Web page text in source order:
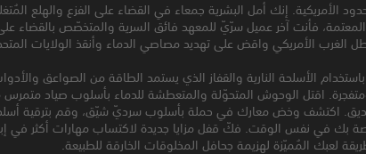
الأمريكية. إنك أمل البشرية جمعاء في القضاء على الفزع والهلع
فأنت آخر عميل سرّيّ للمعهد فائق السرية والمتخصّص بالقضاء
الغرب الأمريكي واقض على تهديد مصاصي الدماء وأنقذ الولايات
الأسلحة النارية والقفاز الذي يستمد الطاقة من الصواعق
اقتل الوحوش المتحوّلة والمتعطشة للدماء بأسلوب صياد متمرس
اكتشف وخض معارك في حملة بأسلوب سرديّ شيّق، وقم بترقية
بك في نفس الوقت. فكّ قفل مزايا جديدة لاكتساب مهارات أكثر في
لعبك المُميّزة لهزيمة جحافل المخلوقات الخارقة للطبيعة.